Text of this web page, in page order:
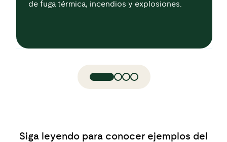
de fuga térmica, incendios y explosiones.
Siga leyendo para conocer ejemplos del